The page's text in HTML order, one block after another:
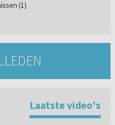
(1)
Laatste video's